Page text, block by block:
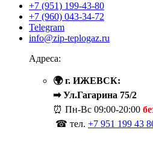
+7 (951) 199-43-80
+7 (960) 043-34-72
Telegram
info@zip-teplogaz.ru
Адреса:
🌍 г. ИЖЕВСК:
➡ Ул.Гагарина 75/2
⏰ Пн-Вс 09:00-20:00
☎ тел. +7 951 199 43